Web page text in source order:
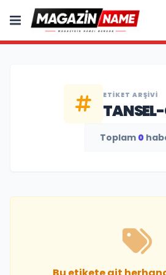
ETIKET ARŞIVI
Toplam 0